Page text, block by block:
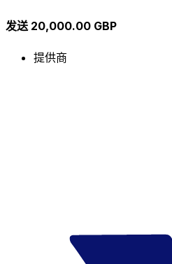
发送 20,000.00 GBP
提供商